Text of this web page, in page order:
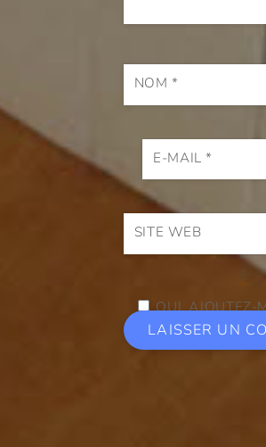
NOM*
E-MAIL*
SITE WEB
OUI, AJOUTEZ-